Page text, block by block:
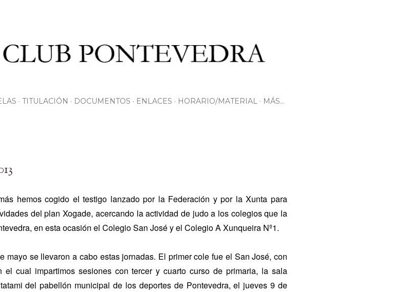
TITULACIÓN DOCUMENTOS ENLACES HORARIO/MATERIAL MÁS…
hemos cogido el testigo lanzado por la Federación y por la Xunta para
del plan Xogade, acercando la actividad de judo a los colegios que la
en esta ocasión el Colegio San José y el Colegio A Xunqueira Nº1.
mayo se llevaron a cabo estas jornadas. El primer cole fue el San José, con
el cual impartimos sesiones con tercer y cuarto curso de primaria, la sala
del pabellón municipal de los deportes de Pontevedra, el jueves 9 de